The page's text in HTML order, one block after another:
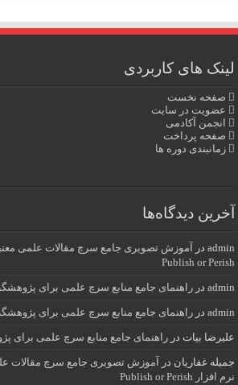
لینک های کاربردی
صفحه نخست
عضویت در سایت
انجمن آکادمی
صفحه پرداخت
زمانبندی دوره ها
آخرین دیدگاه‌ها
admin در آموزش تصویری جامع سرچ مقالات علمی معتبر
Publish or Perish
admin درراهنمای جامع منابع سرچ علمی برای
admin درراهنمای جامع منابع سرچ علمی برای
علیرضا بیات درراهنمای جامع منابع سرچ علمی برای
جمیله غفاریان در آموزش تصویری جامع سرچ مقالات
نرم افزار Publish or Perish